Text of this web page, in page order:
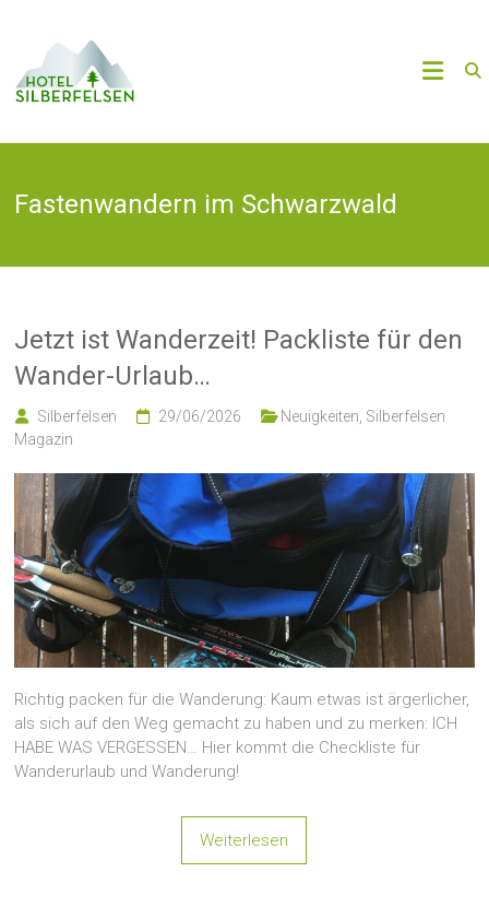
springenWillkommen
im
Silberfelsen
+49
Mail
kontakt@hotel-
Fastenwandern im Schwarzwald
Jetzt ist Wanderzeit! Packliste für den
Wander-Urlaub…
Silberfelsen 29/06/2026 Neuigkeiten Silberfelsen
Magazin
Richtig packen für die Wanderung: Kaum etwas ist ärgerlicher,
als sich auf den Weg gemacht zu haben und zu merken: ICH
HABE WAS VERGESSEN… Hier kommt die Checkliste für
Wanderurlaub und Wanderung!
Weiterlesen